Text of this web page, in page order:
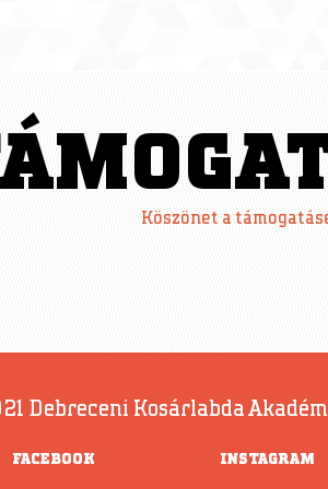
Köszönet a
Debreceni Kosárlabda
FACEBOOK INSTAGRAM